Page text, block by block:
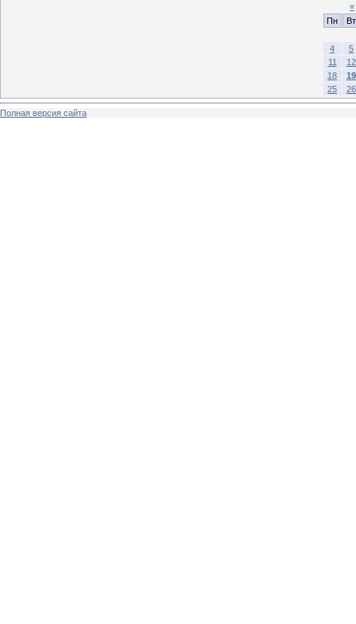
«
Пн
Вт
4
5
11
12
18
19
25
26
Полная версия сайта